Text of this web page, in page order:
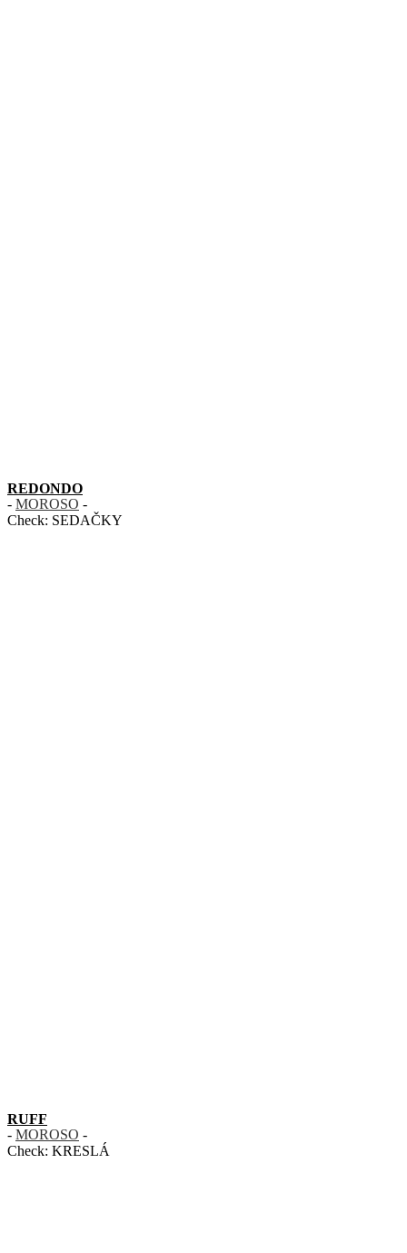
REDONDO
- MOROSO -
Check: SEDAČKY
RUFF
- MOROSO -
Check: KRESLÁ